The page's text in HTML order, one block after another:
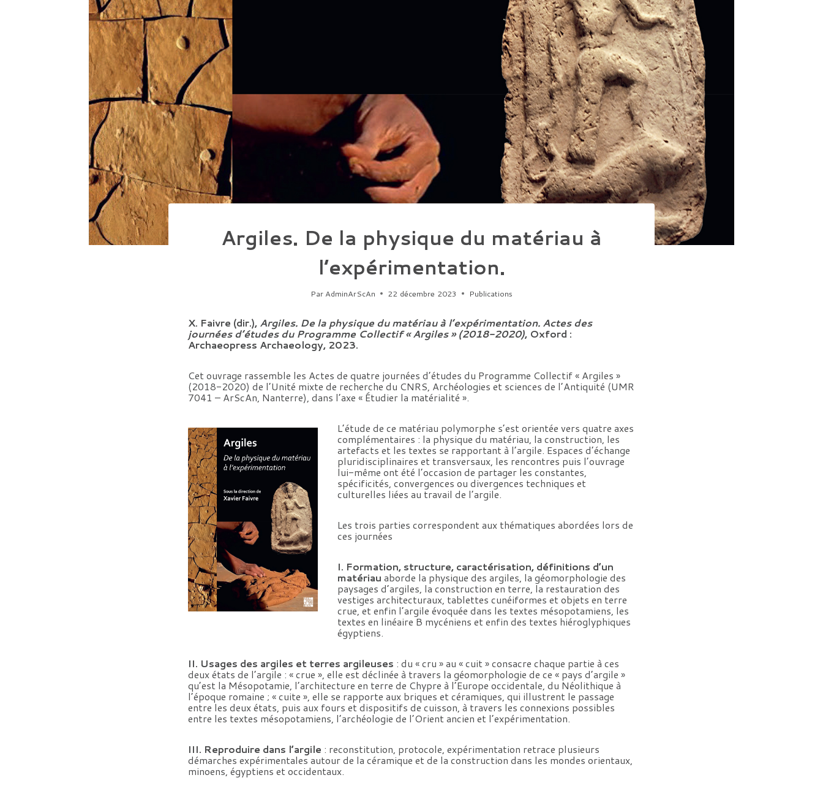
Argiles. De la physique du matériau à
l’expérimentation.
Par AdminArScAn 22 décembre 2023 Publications
X. Faivre (dir.), Argiles. De la physique du matériau à l’expérimentation. Actes des
journées d’études du Programme Collectif « Argiles » (2018-2020), Oxford :
Archaeopress Archaeology, 2023.
Cet ouvrage rassemble les Actes de quatre journées d’études du Programme Collectif « Argiles »
(2018-2020) de l’Unité mixte de recherche du CNRS, Archéologies et sciences de l’Antiquité (UMR
7041 – ArScAn, Nanterre), dans l’axe « Étudier la matérialité ».
L’étude de ce matériau polymorphe s’est orientée vers quatre axes
complémentaires : la physique du matériau, la construction, les
artefacts et les textes se rapportant à l’argile. Espaces d’échange
pluridisciplinaires et transversaux, les rencontres puis l’ouvrage
lui-même ont été l’occasion de partager les constantes,
spécificités, convergences ou divergences techniques et
culturelles liées au travail de l’argile.
Les trois parties correspondent aux thématiques abordées lors de
ces journées
I. Formation, structure, caractérisation, définitions d’un
matériau aborde la physique des argiles, la géomorphologie des
paysages d’argiles, la construction en terre, la restauration des
vestiges architecturaux, tablettes cunéiformes et objets en terre
crue, et enfin l’argile évoquée dans les textes mésopotamiens, les
textes en linéaire B mycéniens et enfin des textes hiéroglyphiques
égyptiens.
II. Usages des argiles et terres argileuses : du « cru » au « cuit » consacre chaque partie à ces
deux états de l’argile : « crue », elle est déclinée à travers la géomorphologie de ce « pays d’argile »
qu’est la Mésopotamie, l’architecture en terre de Chypre à l’Europe occidentale, du Néolithique à
l’époque romaine ; « cuite », elle se rapporte aux briques et céramiques, qui illustrent le passage
entre les deux états, puis aux fours et dispositifs de cuisson, à travers les connexions possibles
entre les textes mésopotamiens, l’archéologie de l’Orient ancien et l’expérimentation.
III. Reproduire dans l’argile : reconstitution, protocole, expérimentation retrace plusieurs
démarches expérimentales autour de la céramique et de la construction dans les mondes orientaux,
minoens, égyptiens et occidentaux.